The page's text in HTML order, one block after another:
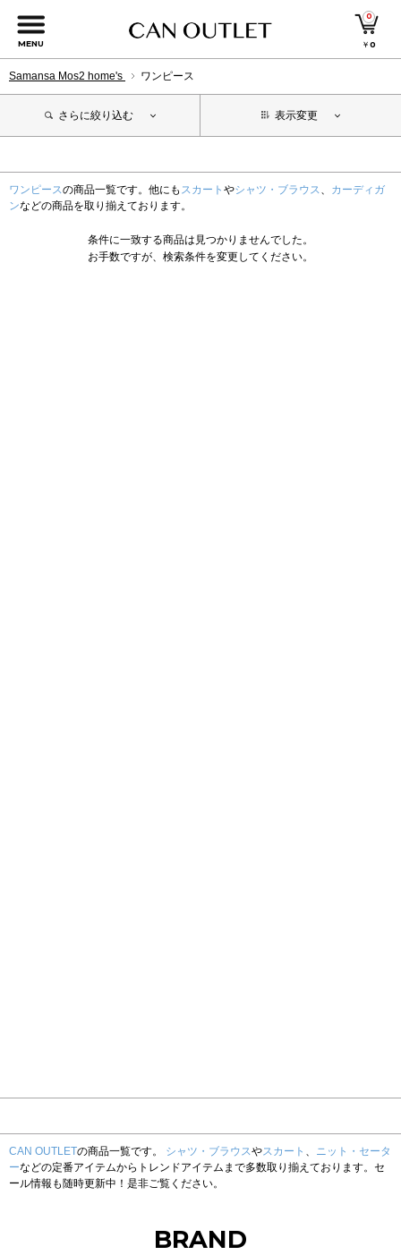
MENU
0
￥0
Samansa Mos2 home's ワンピース
さらに絞り込む 表示変更
ワンピースの商品一覧です。他にも スカート やシャツ・ブラウス、 カーディガ
ンなどの商品を取り揃えております。
条件に一致する商品は見つかりませんでした。
お手数ですが、検索条件を変更してください。
CAN OUTLETの商品一覧です。 シャツ・ブラウスやスカート 、 ニット・セータ
ーなどの定番アイテムからトレンドアイテムまで多数取り揃えております。セ
ール情報も随時更新中！是非ご覧ください。
BRAND